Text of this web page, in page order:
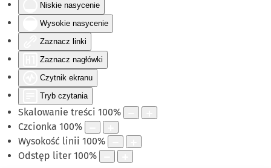
Niskie nasycenie
Wysokie nasycenie
Zaznacz linki
Zaznacz nagłówki
Czytnik ekranu
Tryb czytania
Skalowanie treści 100%
Czcionka 100%
Wysokość linii 100%
Odstęp liter 100%